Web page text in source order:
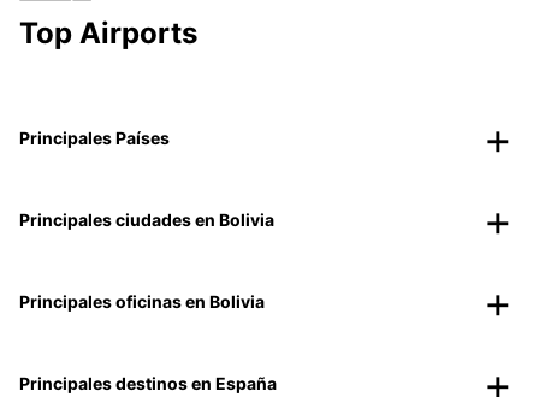
Top Airports
Principales Países
Principales ciudades en Bolivia
Principales oficinas en Bolivia
Principales destinos en España